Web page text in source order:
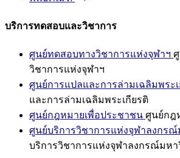
บริการทดสอบและวิชาการ
ศูนย์ทดสอบทางวิชาการแห่งจุฬาฯ
วิชาการแห่งจุฬาฯ
ศูนย์การแปลและการล่ามเฉลิมพระ
และการล่ามเฉลิมพระเกียรติ
ศูนย์กฎหมายเพื่อประชาชน ศูนย์กฎ
ศูนย์บริการวิชาการแห่งจุฬาลงกรณ์
บริการวิชาการแห่งจุฬาลงกรณ์มหา